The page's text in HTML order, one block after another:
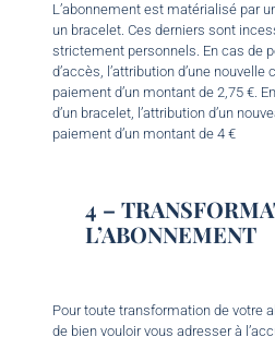
L’abonnement est matérialisé par
un bracelet. Ces derniers sont
strictement personnels. En cas de
d’accès, l’attribution d’une
paiement d’un montant de 2,75 €.
d’un bracelet, l’attribution d’un
paiement d’un montant de 4 €
4 –
L’ABONNEMENT
Pour toute transformation de votre
de bien vouloir vous adresser à